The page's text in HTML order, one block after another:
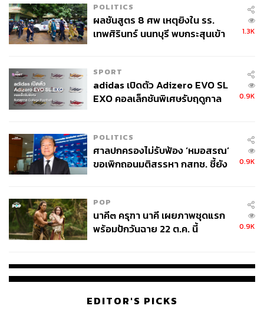
POLITICS
ผลชันสูตร 8 ศพ เหตุยิงใน รร.
เทพศิรินทร์ นนทบุรี พบกระสุนเข้า
1.3K
SPORT
adidas เปิดตัว Adizero EVO SL
EXO คอลเล็กชันพิเศษรับฤดูกาล
0.9K
POLITICS
ศาลปกครองไม่รับฟ้อง ‘หมอสรณ’
ขอเพิกถอนมติสรรหา กสทช. ชี้ยัง
0.9K
POP
นาคี๓ ครุฑา นาคี เผยภาพชุดแรก
พร้อมปักวันฉาย 22 ต.ค. นี้
0.9K
EDITOR'S PICKS